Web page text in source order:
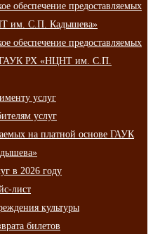
обеспечение предоставляемых
им. С.П. Кадышева»
обеспечение предоставляемых
ГАУК РХ «НЦНТ им. С.П.
услуг
услуг
на платной основе ГАУК
в 2026 году
лист
культуры
билетов